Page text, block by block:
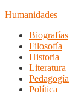
Humanidades
Biografías
Filosofía
Historia
Literatura
Pedagogía
Política